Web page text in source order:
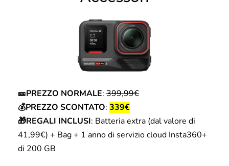
🎫PREZZO NORMALE: 399,99€
💰PREZZO SCONTATO: 339€
🎁REGALI INCLUSI: Batteria extra (dal valore di
41,99€) + Bag + 1 anno di servizio cloud Insta360+
di 200 GB